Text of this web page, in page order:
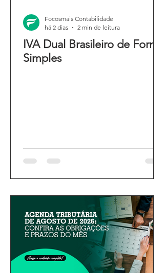
IVA Dual Brasileiro de Forma
Simples
Focosmais Contabilidade
há 2 dias
2 min de leitura